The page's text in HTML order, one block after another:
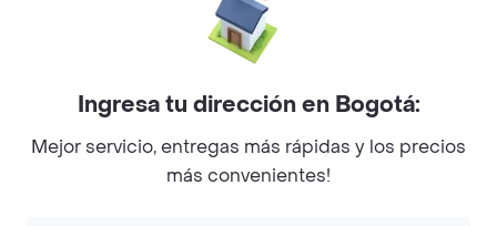
Ingresa tu dirección en Bogotá:
Mejor servicio, entregas más rápidas y los precios
más convenientes!